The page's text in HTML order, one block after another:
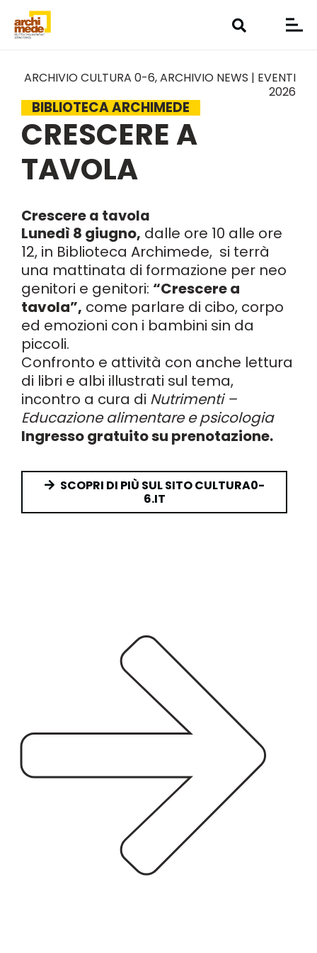
ARCHIVIO CULTURA 0-6,ARCHIVIO NEWS | EVENTI
2026
BIBLIOTECA ARCHIMEDE
CRESCERE A
TAVOLA
Crescere a tavola
Lunedì 8 giugno, dalle ore 10 alle ore
12, in Biblioteca Archimede, si terrà
una mattinata di formazione per neo
genitori e genitori: “Crescere a
tavola”, come parlare di cibo, corpo
ed emozioni con i bambini sin da
piccoli.
Confronto e attività con anche lettura
di libri e albi illustrati sul tema,
incontro a cura di Nutrimenti –
Educazione alimentare e psicologia
Ingresso gratuito su prenotazione.
SCOPRI DI PIÙ SUL SITO CULTURA0-
6.IT